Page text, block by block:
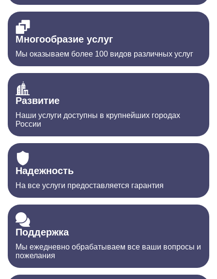
Многообразие услуг
Мы оказываем более 100 видов различных услуг
Развитие
Наши услуги доступны в крупнейших городах
России
Надежность
На все услуги предоставляется гарантия
Поддержка
Мы ежедневно обрабатываем все ваши вопросы и
пожелания